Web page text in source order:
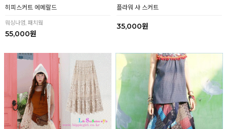
히피스커트 에메랄드
워싱나염, 패치웤
55,000원
플라워 샤 스커트
35,000원